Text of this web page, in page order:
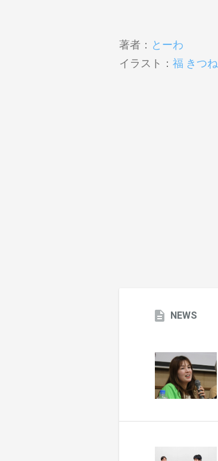
著者： とーわ
イラスト： 福 きつね
NEWS